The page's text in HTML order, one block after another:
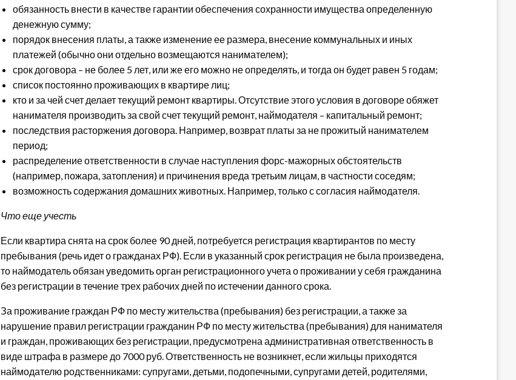
обязанность внести в качестве гарантии обеспечения сохранности имущества определенную
денежную сумму;
порядок внесения платы, а также изменение ее размера, внесение коммунальных и иных
платежей (обычно они отдельно возмещаются нанимателем);
срок договора – не более 5 лет, или же его можно не определять, и тогда он будет равен 5 годам;
список постоянно проживающих в квартире лиц;
кто и за чей счет делает текущий ремонт квартиры. Отсутствие этого условия в договоре обяжет
нанимателя производить за свой счет текущий ремонт, наймодателя – капитальный ремонт;
последствия расторжения договора. Например, возврат платы за не прожитый нанимателем
период;
распределение ответственности в случае наступления форс-мажорных обстоятельств
(например, пожара, затопления) и причинения вреда третьим лицам, в частности соседям;
возможность содержания домашних животных. Например, только с согласия наймодателя.
Что еще учесть
Если квартира снята на срок более 90 дней, потребуется регистрация квартирантов по месту
пребывания (речь идет о гражданах РФ). Если в указанный срок регистрация не была произведена,
то наймодатель обязан уведомить орган регистрационного учета о проживании у себя гражданина
без регистрации в течение трех рабочих дней по истечении данного срока.
За проживание граждан РФ по месту жительства (пребывания) без регистрации, а также за
нарушение правил регистрации гражданин РФ по месту жительства (пребывания) для нанимателя
и граждан, проживающих без регистрации, предусмотрена административная ответственность в
виде штрафа в размере до 7000 руб. Ответственность не возникнет, если жильцы приходятся
наймодателю родственниками: супругами, детьми, подопечными, супругами детей, родителями,